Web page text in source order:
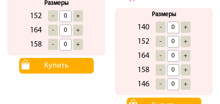
Размеры
152 - +
164 - +
158 - +
Купить
Размеры
140 - +
152 - +
164 - +
158 - +
146 - +